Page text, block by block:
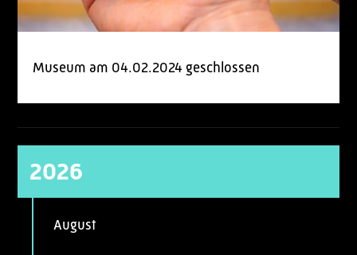
Museum am 04.02.2024 geschlossen
2026
August